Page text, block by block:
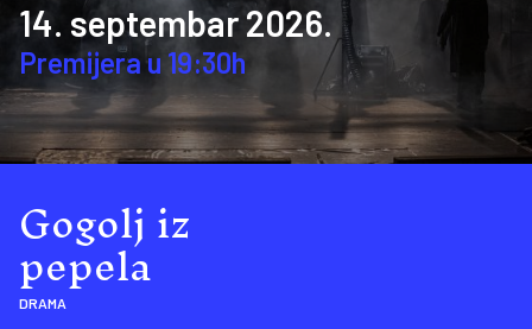
Gogolj iz
pepela
DRAMA
14. septembar 2026.
Premijera u 19:30h